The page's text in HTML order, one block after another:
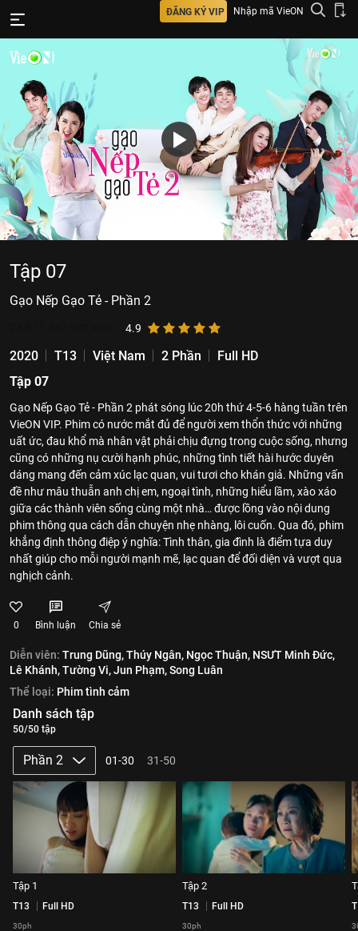
ĐĂNG KÝ VIP Nhập mã VieON
Tập 07
Gạo Nếp Gạo Tẻ - Phần 2
4.9
2020 T13 Việt Nam 2 Phần
Full HD
Tập 07
Gạo Nếp Gạo Tẻ - Phần 2 phát sóng lúc 20h thứ 4-5-6 hàng tuần trên
VieON VIP. Phim có nước mắt đủ để người xem thổn thức với những
uất ức, đau khổ mà nhân vật phải chịu đựng trong cuộc sống, nhưng
cũng có những nụ cười hạnh phúc, những tình tiết hài hước duyên
dáng mang đến cảm xúc lạc quan, vui tươi cho khán giả. Những vấn
đề như mâu thuẫn anh chị em, ngoại tình, những hiểu lầm, xào xáo
giữa các thành viên sống cùng một nhà… được lồng vào nội dung
phim thông qua cách dẫn chuyện nhẹ nhàng, lôi cuốn. Qua đó, phim
khẳng định thông điệp ý nghĩa: Tình thân, gia đình là điểm tựa duy
nhất giúp cho mỗi người mạnh mẽ, lạc quan để đối diện và vượt qua
nghịch cảnh.
0 Bình luận Chia sẻ
Diễn viên: Trung Dũng,Thúy Ngân, Ngọc Thuận, NSƯT Minh Đức,
Lê Khánh,Tường Vi,Jun Phạm,Song Luân
Thể loại: Phim tình cảm
Danh sách tập
50/50 tập
Phần 2 01-30 31-50
Tập 1
T13 Full HD
30ph
Tập 2
T13 Full HD
30ph